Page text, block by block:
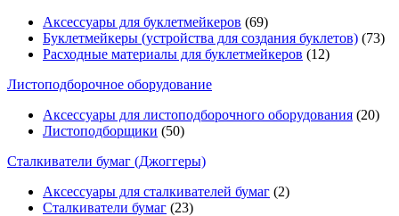
Аксессуары для буклетмейкеров (69)
Буклетмейкеры (устройства для создания буклетов) (73)
Расходные материалы для буклетмейкеров (12)
Листоподборочное оборудование
Аксессуары для листоподборочного оборудования (20)
Листоподборщики (50)
Сталкиватели бумаг (Джоггеры)
Аксессуары для сталкивателей бумаг (2)
Сталкиватели бумаг (23)